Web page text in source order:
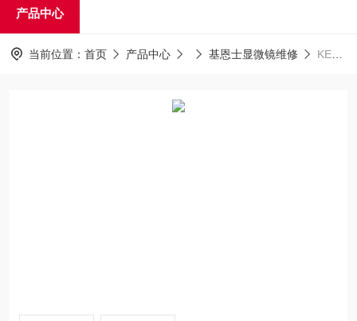
产品中心
当前位置： 首页 产品中心 基恩士显微镜维修 KEYENCE包修好维修基恩士显微镜VHX-1000开机黑屏没反应